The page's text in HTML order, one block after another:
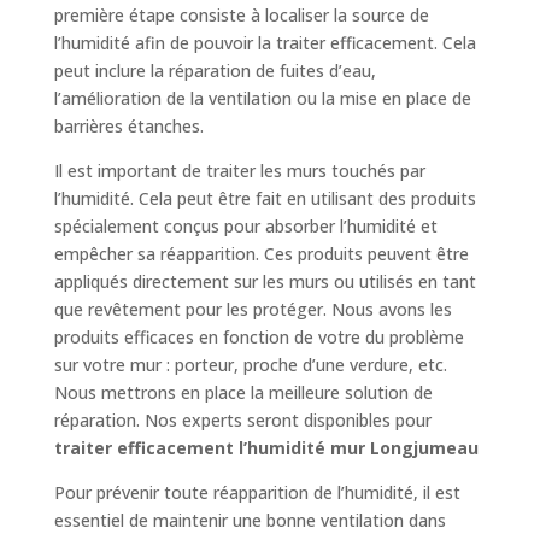
première étape consiste à localiser la source de
l’humidité afin de pouvoir la traiter efficacement. Cela
peut inclure la réparation de fuites d’eau,
l’amélioration de la ventilation ou la mise en place de
barrières étanches.
Il est important de traiter les murs touchés par
l’humidité. Cela peut être fait en utilisant des produits
spécialement conçus pour absorber l’humidité et
empêcher sa réapparition. Ces produits peuvent être
appliqués directement sur les murs ou utilisés en tant
que revêtement pour les protéger. Nous avons les
produits efficaces en fonction de votre du problème
sur votre mur : porteur, proche d’une verdure, etc.
Nous mettrons en place la meilleure solution de
réparation. Nos experts seront disponibles pour
traiter efficacement l’humidité mur Longjumeau
Pour prévenir toute réapparition de l’humidité, il est
essentiel de maintenir une bonne ventilation dans